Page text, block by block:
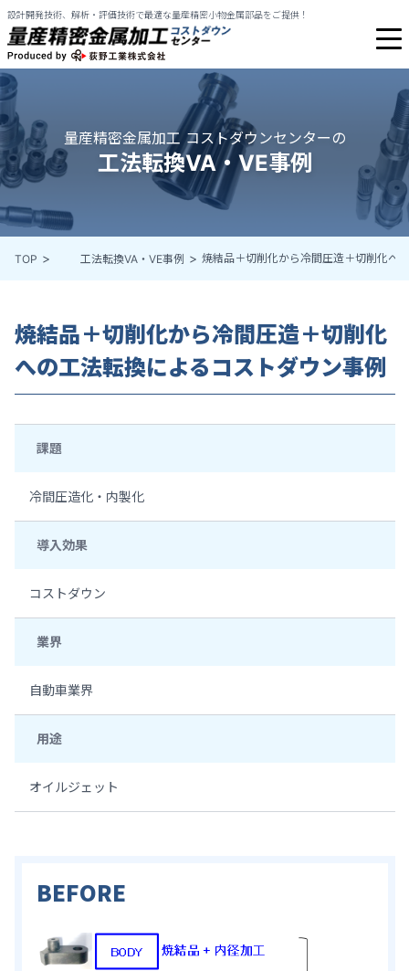
設計開発技術、解析・評価技術で最適な量産精密小物金属部品をご提供！
量産精密金属加工 コストダウンセンターの
工法転換VA・VE事例
TOP 工法転換VA・VE事例 焼結品＋切削化から冷間圧造＋切削化へ
焼結品＋切削化から冷間圧造＋切削化
への工法転換によるコストダウン事例
課題
冷間圧造化・内製化
導入効果
コストダウン
業界
自動車業界
用途
オイルジェット
BEFORE